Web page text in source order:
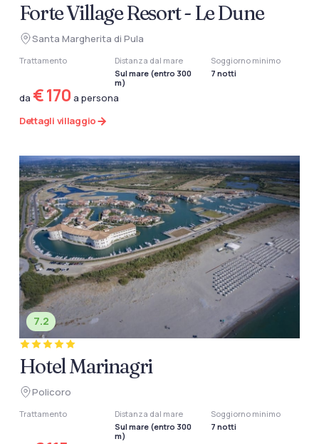
Forte Village Resort - Le Dune
Santa Margherita di Pula
Trattamento
Distanza dal mare
Sul mare (entro 300
m)
Soggiorno minimo
7 notti
da € 170 a persona
Dettagli villaggio
7.2
Hotel Marinagri
Policoro
Trattamento
Distanza dal mare
Sul mare (entro 300
m)
Soggiorno minimo
7 notti